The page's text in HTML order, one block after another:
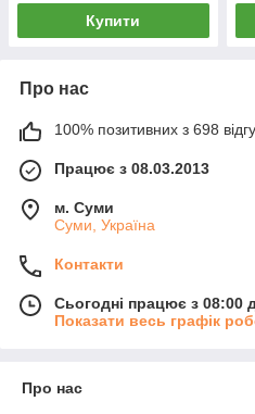
Купити
Про нас
100% позитивних з 698
Працює з 08.03.2013
м. Суми
Суми, Україна
Контакти
Сьогодні працює з 08:00
Показати весь графік
Про нас